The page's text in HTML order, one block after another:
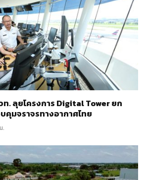
ท. ลุยโครงการ Digital Tower ยก
คุมจราจรทางอากาศไทย
.